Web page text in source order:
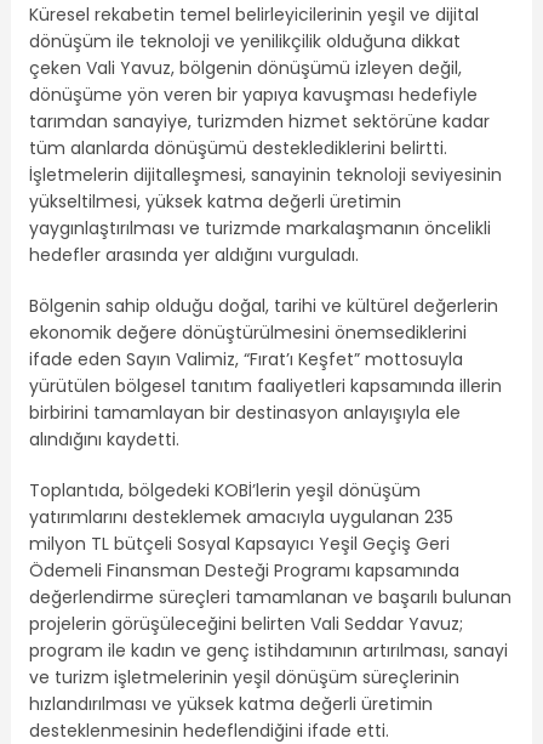
Küresel rekabetin temel belirleyicilerinin yeşil ve dijital
dönüşüm ile teknoloji ve yenilikçilik olduğuna dikkat
çeken Vali Yavuz, bölgenin dönüşümü izleyen değil,
dönüşüme yön veren bir yapıya kavuşması hedefiyle
tarımdan sanayiye, turizmden hizmet sektörüne kadar
tüm alanlarda dönüşümü desteklediklerini belirtti.
İşletmelerin dijitalleşmesi, sanayinin teknoloji seviyesinin
yükseltilmesi, yüksek katma değerli üretimin
yaygınlaştırılması ve turizmde markalaşmanın öncelikli
hedefler arasında yer aldığını vurguladı.
Bölgenin sahip olduğu doğal, tarihi ve kültürel değerlerin
ekonomik değere dönüştürülmesini önemsediklerini
ifade eden Sayın Valimiz, “Fırat’ı Keşfet” mottosuyla
yürütülen bölgesel tanıtım faaliyetleri kapsamında illerin
birbirini tamamlayan bir destinasyon anlayışıyla ele
alındığını kaydetti.
Toplantıda, bölgedeki KOBİ’lerin yeşil dönüşüm
yatırımlarını desteklemek amacıyla uygulanan 235
milyon TL bütçeli Sosyal Kapsayıcı Yeşil Geçiş Geri
Ödemeli Finansman Desteği Programı kapsamında
değerlendirme süreçleri tamamlanan ve başarılı bulunan
projelerin görüşüleceğini belirten Vali Seddar Yavuz;
program ile kadın ve genç istihdamının artırılması, sanayi
ve turizm işletmelerinin yeşil dönüşüm süreçlerinin
hızlandırılması ve yüksek katma değerli üretimin
desteklenmesinin hedeflendiğini ifade etti.